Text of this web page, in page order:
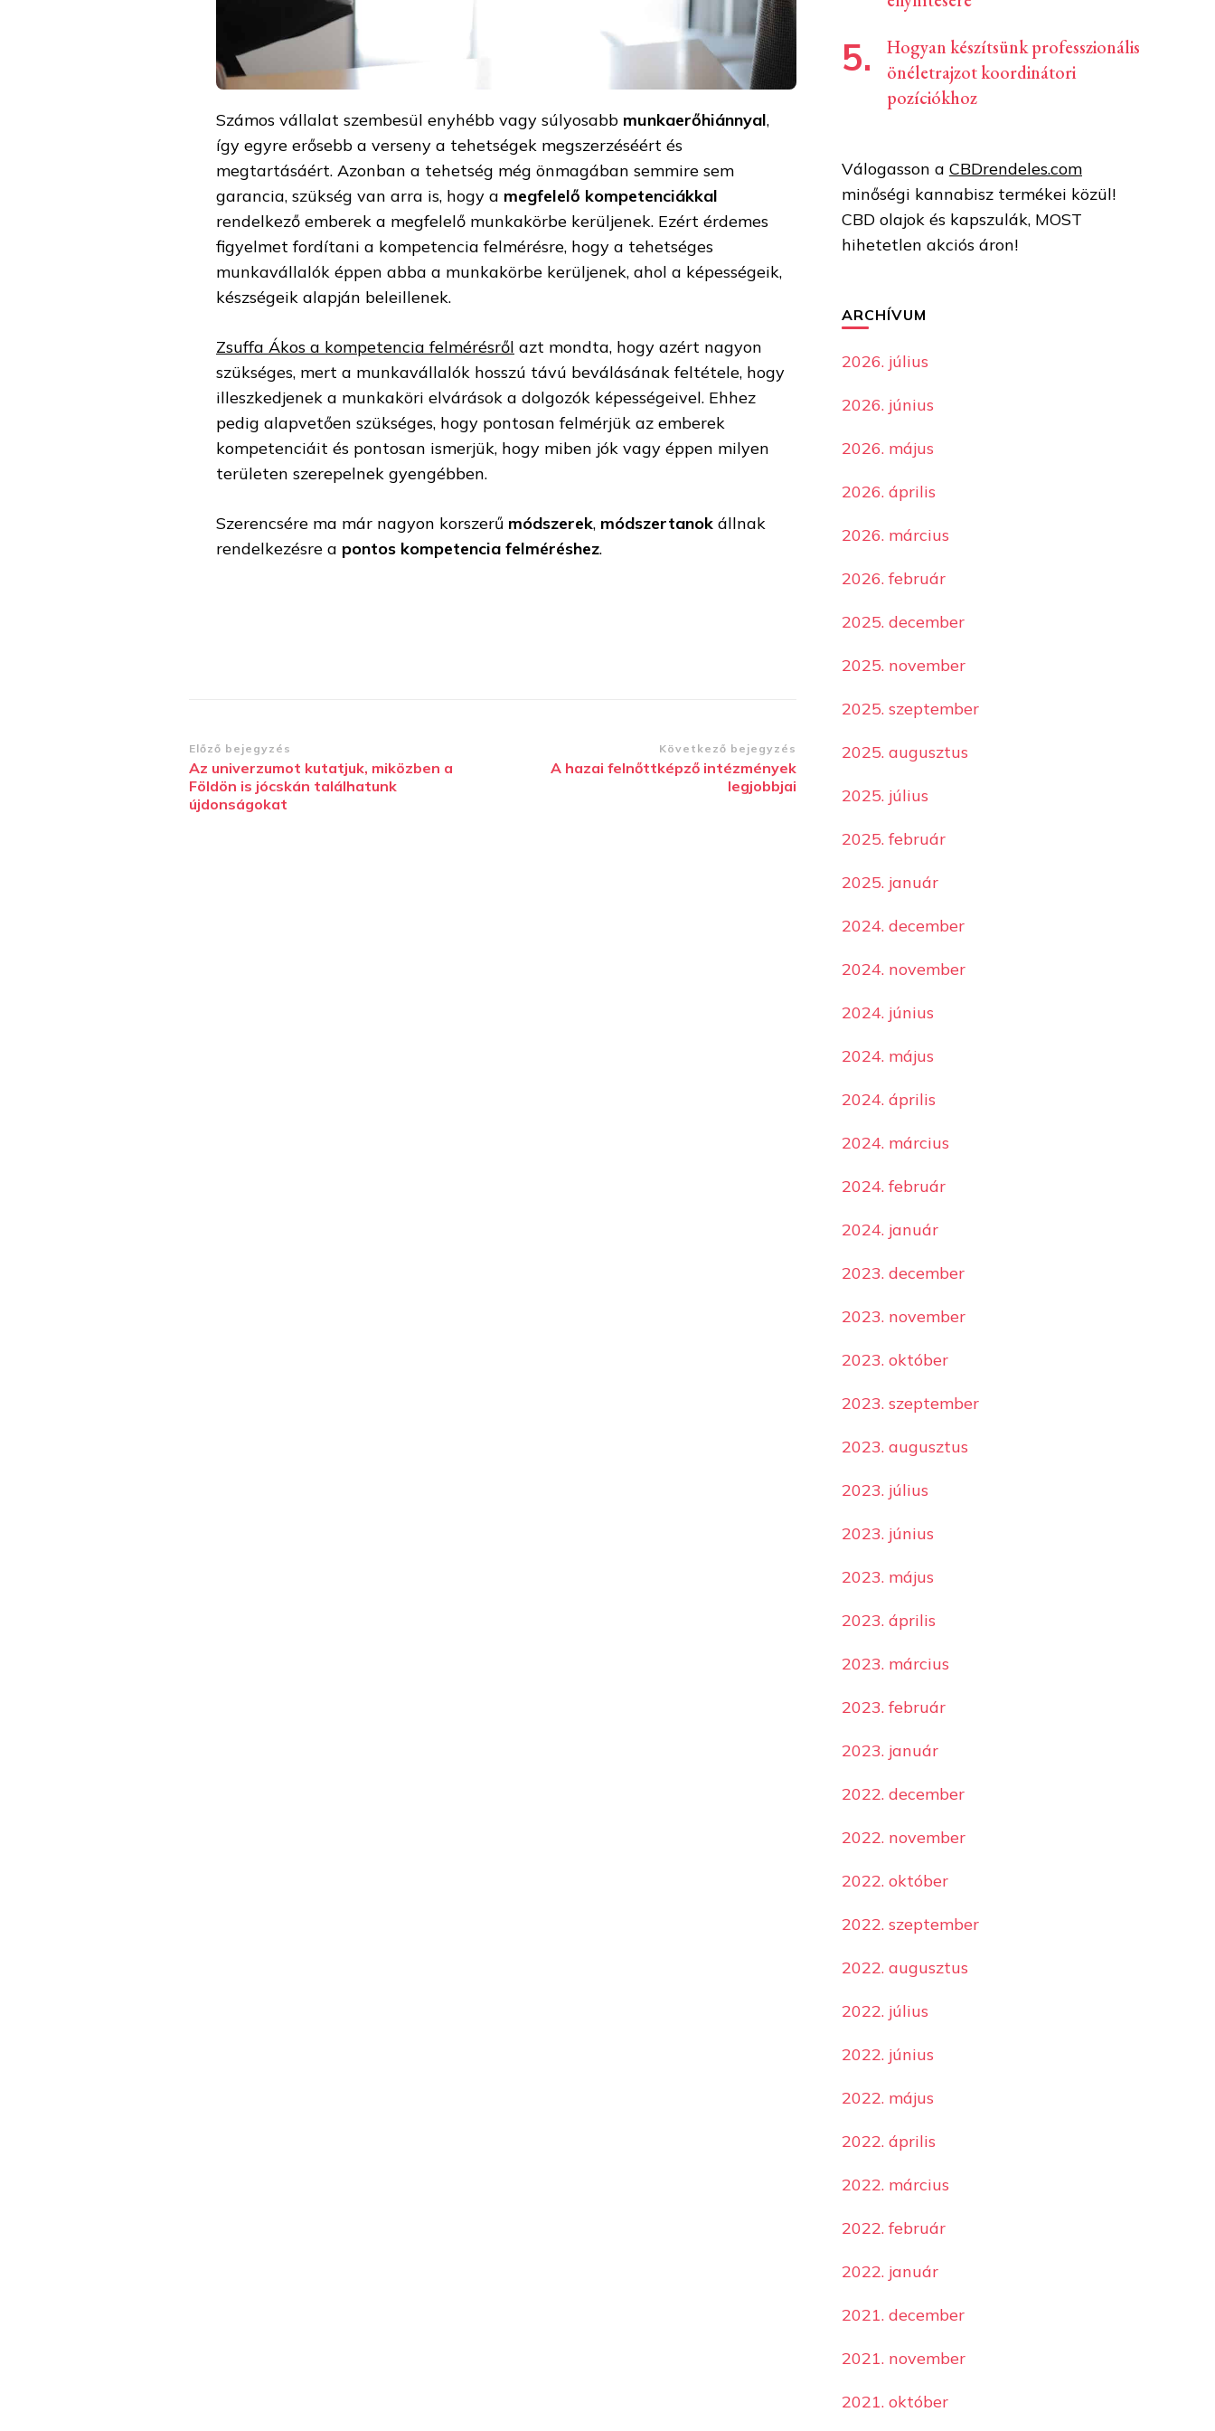
Számos vállalat szembesül enyhébb vagy súlyosabb munkaerőhiánnyal,
így egyre erősebb a verseny a tehetségek megszerzéséért és
megtartásáért. Azonban a tehetség még önmagában semmire sem
garancia, szükség van arra is, hogy a megfelelő kompetenciákkal
rendelkező emberek a megfelelő munkakörbe kerüljenek. Ezért érdemes
figyelmet fordítani a kompetencia felmérésre, hogy a tehetséges
munkavállalók éppen abba a munkakörbe kerüljenek, ahol a képességeik,
készségeik alapján beleillenek.
Zsuffa Ákos a kompetencia felmérésről azt mondta, hogy azért nagyon
szükséges, mert a munkavállalók hosszú távú beválásának feltétele, hogy
illeszkedjenek a munkaköri elvárások a dolgozók képességeivel. Ehhez
pedig alapvetően szükséges, hogy pontosan felmérjük az emberek
kompetenciáit és pontosan ismerjük, hogy miben jók vagy éppen milyen
területen szerepelnek gyengébben.
Szerencsére ma már nagyon korszerű módszerek, módszertanok állnak
rendelkezésre a pontos kompetencia felméréshez.
Bejegyzések
navigációja
Előző bejegyzés
Az univerzumot kutatjuk, miközben a
Földön is jócskán találhatunk
újdonságokat
Következő bejegyzés
A hazai felnőttképző intézmények
legjobbjai
Hogyan készítsünk professzionális
önéletrajzot koordinátori
pozíciókhoz
Válogasson a CBDrendeles.com
minőségi kannabisz termékei közül!
CBD olajok és kapszulák, MOST
hihetetlen akciós áron!
ARCHÍVUM
2026. július
2026. június
2026. május
2026. április
2026. március
2026. február
2025. december
2025. november
2025. szeptember
2025. augusztus
2025. július
2025. február
2025. január
2024. december
2024. november
2024. június
2024. május
2024. április
2024. március
2024. február
2024. január
2023. december
2023. november
2023. október
2023. szeptember
2023. augusztus
2023. július
2023. június
2023. május
2023. április
2023. március
2023. február
2023. január
2022. december
2022. november
2022. október
2022. szeptember
2022. augusztus
2022. július
2022. június
2022. május
2022. április
2022. március
2022. február
2022. január
2021. december
2021. november
2021. október